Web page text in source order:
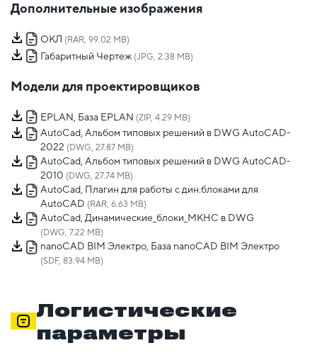
Дополнительные изображения
ОКЛ (RAR, 99.02 MB)
Габаритный Чертеж (JPG, 2.38 MB)
Модели для проектировщиков
EPLAN, База EPLAN (ZIP, 4.29 MB)
AutoCad, Альбом типовых решений в DWG AutoCAD-
2022 (DWG, 27.87 MB)
AutoCad, Альбом типовых решений в DWG AutoCAD-
2010 (DWG, 27.74 MB)
AutoCad, Плагин для работы с дин.блоками для
AutoCAD (RAR, 6.63 MB)
AutoCad, Динамические_блоки_МКНС в DWG
(DWG, 7.22 MB)
nanoCAD BIM Электро, База nanoCAD BIM Электро
(SDF, 83.94 MB)
Логистические
параметры